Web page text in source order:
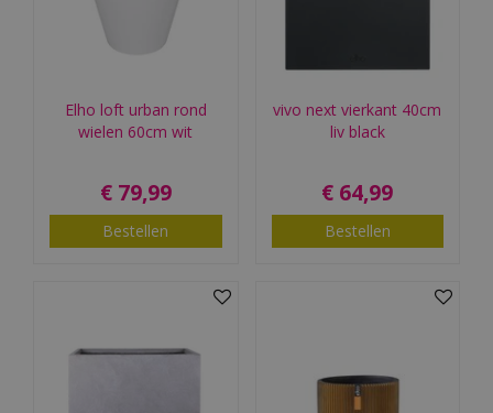
Elho loft urban rond
wielen 60cm wit
€ 79,99
Bestellen
vivo next vierkant 40cm
liv black
€ 64,99
Bestellen